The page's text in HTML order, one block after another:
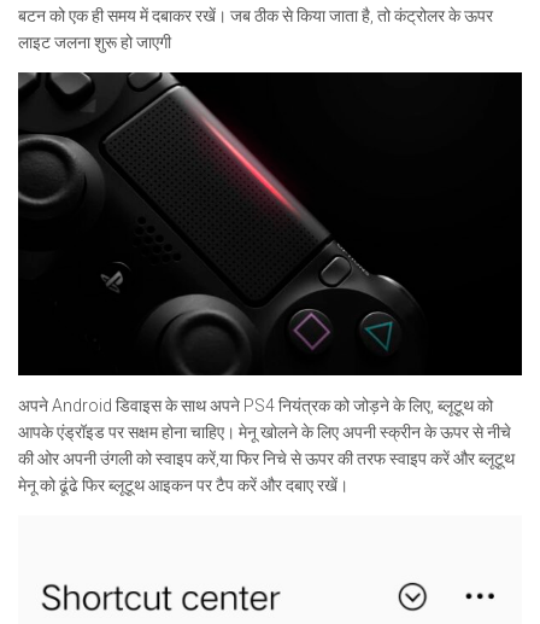
बटन को एक ही समय में दबाकर रखें। जब ठीक से किया जाता है, तो कंट्रोलर के ऊपर
लाइट जलना शुरू हो जाएगी
अपने Android डिवाइस के साथ अपने PS4 नियंत्रक को जोड़ने के लिए, ब्लूटूथ को
आपके एंड्रॉइड पर सक्षम होना चाहिए। मेनू खोलने के लिए अपनी स्क्रीन के ऊपर से नीचे
की ओर अपनी उंगली को स्वाइप करें,या फिर निचे से ऊपर की तरफ स्वाइप करें और ब्लूटूथ
मेनू को ढूंढे फिर ब्लूटूथ आइकन पर टैप करें और दबाए रखें।